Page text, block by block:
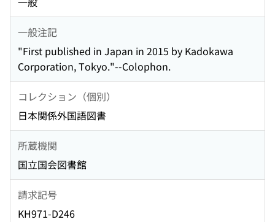
一般注記
"First published in Japan in 2015 by Kadokawa
Corporation, Tokyo."--Colophon.
コレクション（個別）
日本関係外国語図書
所蔵機関
国立国会図書館
請求記号
KH971-D246